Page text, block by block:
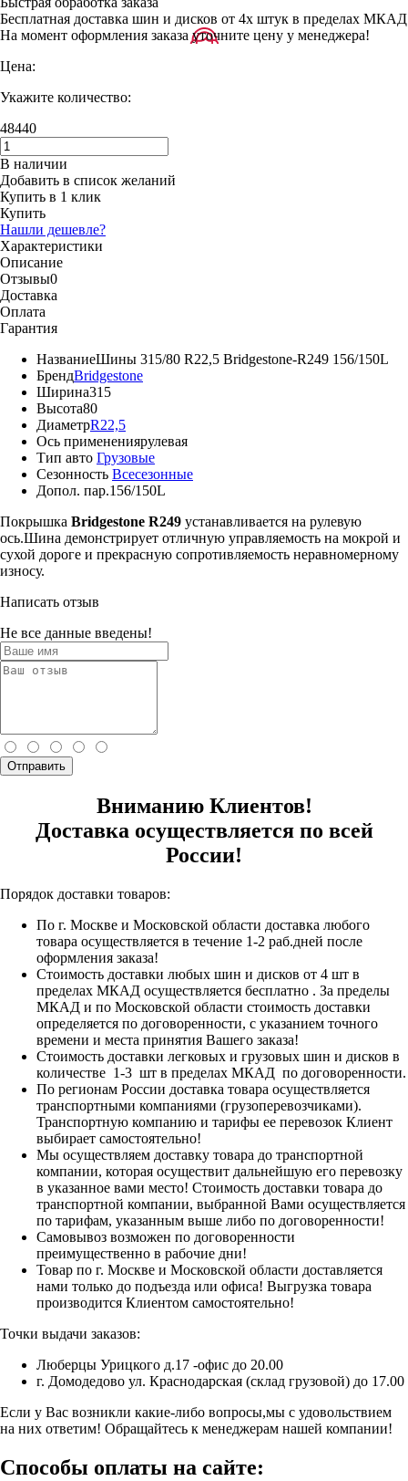
Бесплатная доставка шин и дисков от 4х штук в пределах МКАД
На момент оформления заказа уточните цену у менеджера!
Цена:
Укажите количество:
48440
В наличии
Добавить в список желаний
Купить в 1 клик
Купить
Нашли дешевле?
Характеристики
Описание
Отзывы0
Доставка
Оплата
Гарантия
НазваниеШины 315/80 R22,5 Bridgestone-R249 156/150L
БрендBridgestone
Ширина315
Высота80
ДиаметрR22,5
Ось применениярулевая
Тип авто Грузовые
Сезонность Всесезонные
Допол. пар.156/150L
Покрышка Bridgestone R249 устанавливается на рулевую
ось.Шина демонстрирует отличную управляемость на мокрой и
сухой дороге и прекрасную сопротивляемость неравномерному
износу.
Написать отзыв
Не все данные введены!
Отправить
Вниманию Клиентов!
Доставка осуществляется по всей
России!
Порядок доставки товаров:
По г. Москве и Московской области доставка любого
товара осуществляется в течение 1-2 раб.дней после
оформления заказа!
Стоимость доставки любых шин и дисков от 4 шт в
пределах МКАД осуществляется бесплатно . За пределы
МКАД и по Московской области стоимость доставки
определяется по договоренности, с указанием точного
времени и места принятия Вашего заказа!
Стоимость доставки легковых и грузовых шин и дисков в
количестве 1-3 шт в пределах МКАД по договоренности.
По регионам России доставка товара осуществляется
транспортными компаниями (грузоперевозчиками).
Транспортную компанию и тарифы ее перевозок Клиент
выбирает самостоятельно!
Мы осуществляем доставку товара до транспортной
компании, которая осуществит дальнейшую его перевозку
в указанное вами место! Стоимость доставки товара до
транспортной компании, выбранной Вами осуществляется
по тарифам, указанным выше либо по договоренности!
Самовывоз возможен по договоренности
преимущественно в рабочие дни!
Товар по г. Москве и Московской области доставляется
нами только до подъезда или офиса! Выгрузка товара
производится Клиентом самостоятельно!
Точки выдачи заказов:
Люберцы Урицкого д.17 -офис до 20.00
г. Домодедово ул. Краснодарская (склад грузовой) до 17.00
Если у Вас возникли какие-либо вопросы,мы с удовольствием
на них ответим! Обращайтесь к менеджерам нашей компании!
Способы оплаты на сайте: